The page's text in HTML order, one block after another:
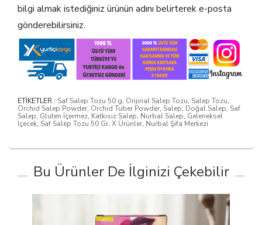
bilgi almak istediğiniz ürünün adını belirterek e-posta
gönderebilirsiniz.
ETİKETLER : Saf Salep Tozu 50 g, Orijinal Salep Tozu, Salep Tozu,
Orchid Salep Powder, Orchid Tuber Powder, Salep, Doğal Salep, Saf
Salep, Gluten İçermez, Katkısız Salep, Nurbal Salep, Geleneksel
İçecek, Saf Salep Tozu 50 Gr, X Ürünler, Nurbal Şifa Merkezi
Bu Ürünler De İlginizi Çekebilir